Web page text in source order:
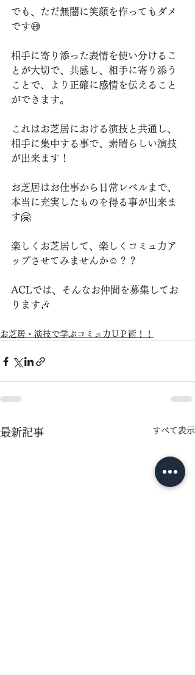
⁡⁡でも、ただ無闇に笑顔を作ってもダメ
です😅⁡
⁡相手に寄り添った表情を使い分けるこ
とが大切で、共感し、相手に寄り添う
ことで、より正確に感情を伝えること
ができます。⁡
⁡これはお芝居における演技と共通し、
相手に集中する事で、素晴らしい演技
が出来ます！⁡
お芝居はお仕事から日常レベルまで、
本当に充実したものを得る事が出来ま
す🤗⁡
⁡楽しくお芝居して、楽しくコミュ力ア
ップさせてみませんか☺️？？⁡
⁡ACLでは、そんなお仲間を募集してお
ります🎶⁡
お芝居・演技で学ぶコミュ力ＵＰ術！！
最新記事 すべて表示